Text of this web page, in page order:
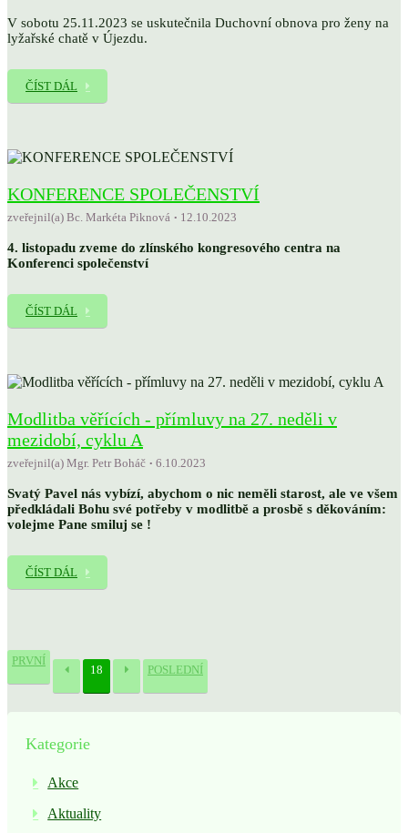
V sobotu 25.11.2023 se uskutečnila Duchovní obnova pro ženy na
lyžařské chatě v Újezdu.
ČÍST DÁL
KONFERENCE SPOLEČENSTVÍ
zveřejnil(a) Bc. Markéta Piknová 12.10.2023
4. listopadu zveme do zlínského kongresového centra na
Konferenci společenství
ČÍST DÁL
Modlitba věřících - přímluvy na 27. neděli v
mezidobí, cyklu A
zveřejnil(a) Mgr. Petr Boháč 6.10.2023
Svatý Pavel nás vybízí, abychom o nic neměli starost, ale ve všem
předkládali Bohu své potřeby v modlitbě a prosbě s děkováním:
volejme Pane smiluj se !
ČÍST DÁL
PRVNÍ
18 POSLEDNÍ
Kategorie
Akce
Aktuality